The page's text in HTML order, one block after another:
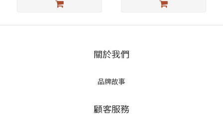
關於我們
品牌故事
顧客服務